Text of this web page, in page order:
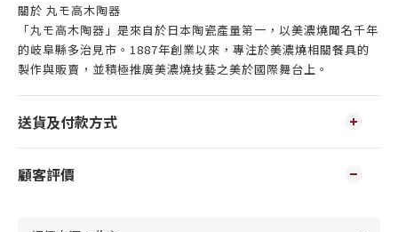
關於 丸モ高木陶器
「丸モ高木陶器」是來自於日本陶瓷產量第一，以美濃燒聞名千年
的岐阜縣多治見市。1887年創業以來，專注於美濃燒相關餐具的
製作與販賣，並積極推廣美濃燒技藝之美於國際舞台上。
送貨及付款方式
顧客評價